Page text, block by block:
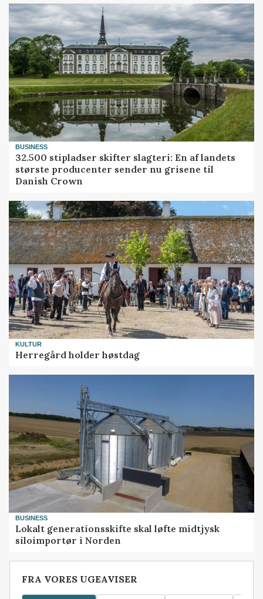
BUSINESS
32.500 stipladser skifter slagteri: En af landets
største producenter sender nu grisene til
Danish Crown
KULTUR
Herregård holder høstdag
BUSINESS
Lokalt generationsskifte skal løfte midtjysk
siloimportør i Norden
FRA VORES UGEAVISER